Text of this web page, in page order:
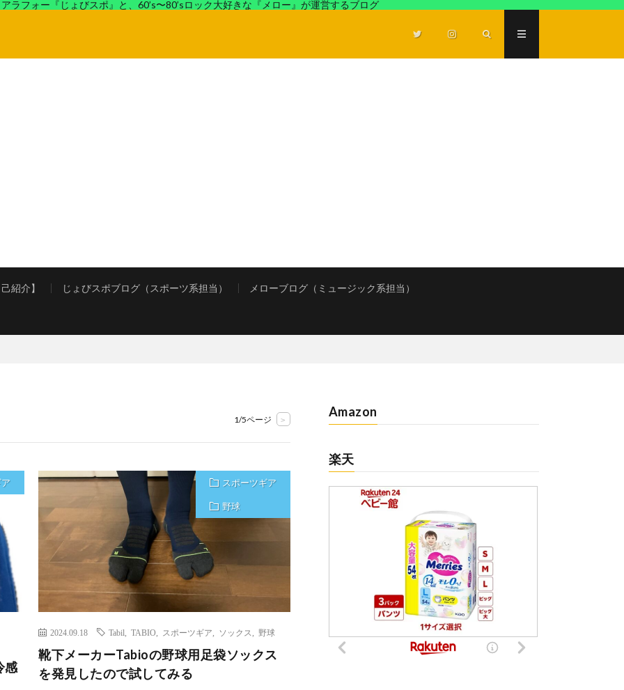
ラフォー『じょびスポ』と、60’s〜80’sロック大好きな『メロー』が運営するブログ
紹介】 じょびスポブログ（スポーツ系担当） メローブログ（ミュージック系担当）
1/5ページ >
感
スポーツギア
野球
2024.09.18 Tabil ,TABIO スポーツギア ソックス 野球
靴下メーカーTabioの野球用足袋ソックス
を発見したので試してみる
Amazon
楽天